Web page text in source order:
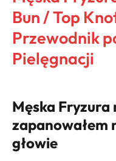
Bun / Top
Przewodnik
Pielęgnacji
Męska
zapanowałem
głowie